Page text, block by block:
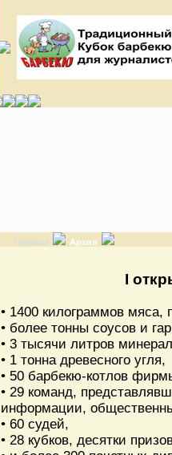
Главная Архив
I
• 1400 килограммов
• более тонны соусов и
• 3 тысячи литров
• 1 тонна древесного угля,
• 50 барбекю-котлов
• 29 команд,
информации,
• 60 судей,
• 28 кубков, десятки